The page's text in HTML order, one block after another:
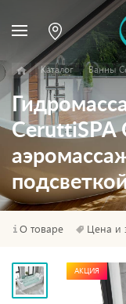
Каталог Ванны
CeruttiSPA
О товаре Цена и
АКЦИЯ